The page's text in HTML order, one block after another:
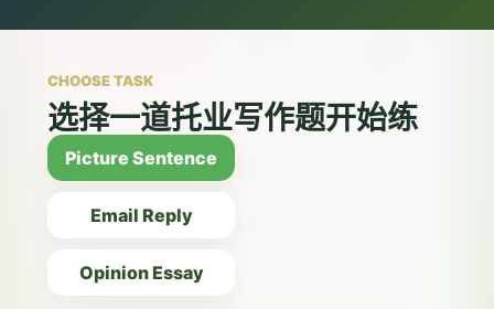
CHOOSE TASK
选择一道托业写作题开始练
Picture Sentence
Email Reply
Opinion Essay